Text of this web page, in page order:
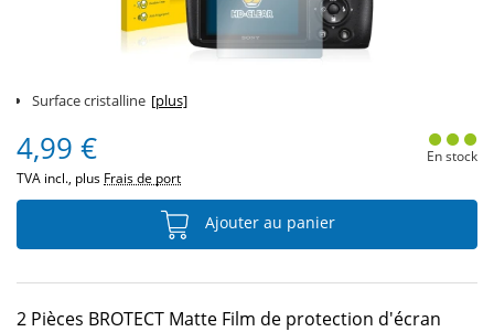
Surface cristalline [plus]
4,99 €
TVA incl., plus Frais de port
En stock
Ajouter au panier
2 Pièces BROTECT Matte Film de protection d'écran